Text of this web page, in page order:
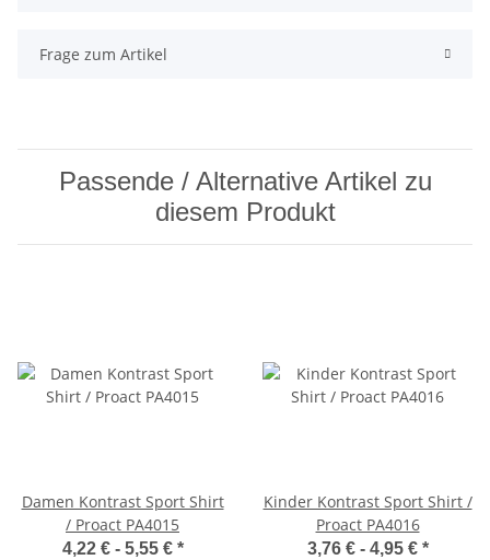
Frage zum Artikel
Passende / Alternative Artikel zu
diesem Produkt
Damen Kontrast Sport Shirt
/ Proact PA4015
4,22 € - 5,55 € *
Kinder Kontrast Sport Shirt /
Proact PA4016
3,76 € - 4,95 € *